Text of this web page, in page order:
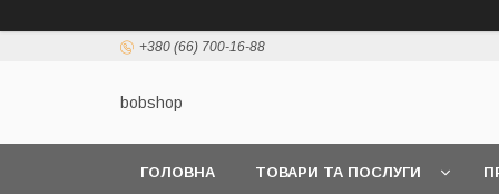
+380 (66) 700-16-88
bobshop
ГОЛОВНА ТОВАРИ ТА ПОСЛУГИ